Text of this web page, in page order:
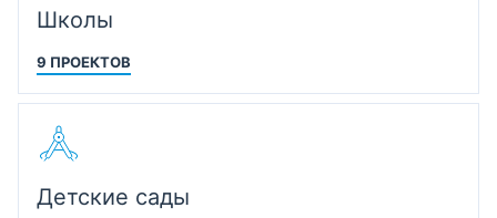
Школы
9 ПРОЕКТОВ
Детские сады